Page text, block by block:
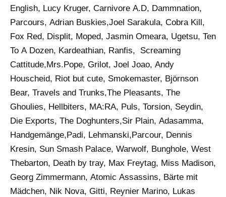
English, Lucy Kruger, Carnivore A.D, Dammnation,
Parcours, Adrian Buskies,Joel Sarakula, Cobra Kill,
Fox Red, Displit, Moped, Jasmin Omeara, Ugetsu, Ten
To A Dozen, Kardeathian, Ranfis, Screaming
Cattitude,Mrs.Pope, Grilot, Joel Joao, Andy
Houscheid, Riot but cute, Smokemaster, Björnson
Bear, Travels and Trunks,The Pleasants, The
Ghoulies, Hellbiters, MA:RA, Puls, Torsion, Seydin,
Die Exports, The Doghunters,Sir Plain, Adasamma,
Handgemänge,Padi, Lehmanski,Parcour, Dennis
Kresin, Sun Smash Palace, Warwolf, Bunghole, West
Thebarton, Death by tray, Max Freytag, Miss Madison,
Georg Zimmermann, Atomic Assassins, Bärte mit
Mädchen, Nik Nova, Gitti, Reynier Marino, Lukas